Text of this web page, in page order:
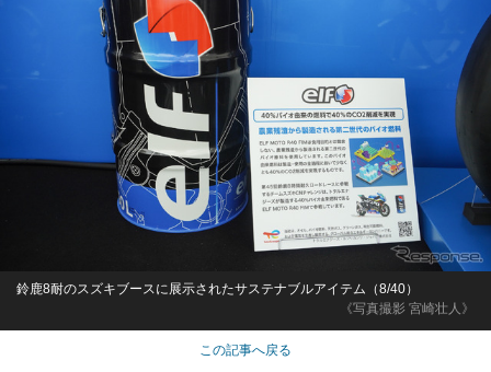
《写真撮影 宮崎壮人》
鈴鹿8耐のスズキブースに展示されたサステナブルアイテム（8/40）
この記事へ戻る